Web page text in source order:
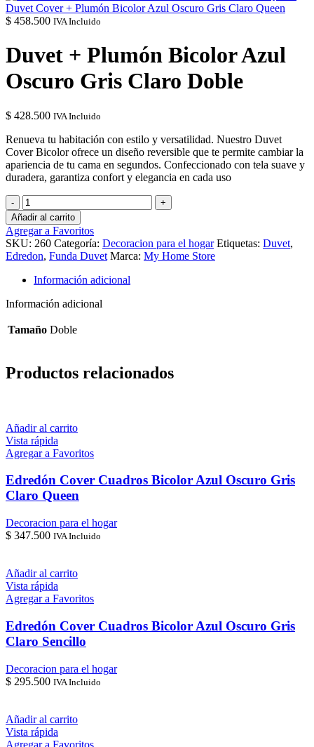
Duvet Cover + Plumón Bicolor Azul Oscuro Gris Claro Queen
$ 458.500 IVA Incluido
Duvet + Plumón Bicolor Azul
Oscuro Gris Claro Doble
$ 428.500 IVA Incluido
Renueva tu habitación con estilo y versatilidad. Nuestro Duvet
Cover Bicolor ofrece un diseño reversible que te permite cambiar la
apariencia de tu cama en segundos. Confeccionado con tela suave y
duradera, garantiza confort y elegancia en cada uso
Duvet
+
Plumón
Bicolor
Azul
Oscuro
Gris
Claro
Doble
Añadir al carrito
Agregar a Favoritos
SKU: 260 Categoría: Decoracion para el hogar Etiquetas: Duvet,
Edredon, Funda Duvet Marca: My Home Store
Información adicional
Información adicional
Tamaño Doble
Productos relacionados
Añadir al carrito
Vista rápida
Agregar a Favoritos
Edredón Cover Cuadros Bicolor Azul Oscuro Gris
Claro Queen
Decoracion para el hogar
$ 347.500 IVA Incluido
Añadir al carrito
Vista rápida
Agregar a Favoritos
Edredón Cover Cuadros Bicolor Azul Oscuro Gris
Claro Sencillo
Decoracion para el hogar
$ 295.500 IVA Incluido
Añadir al carrito
Vista rápida
Agregar a Favoritos